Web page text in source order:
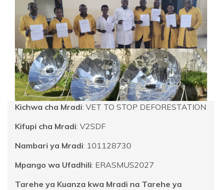
Kichwa cha Mradi: VET TO STOP DEFORESTATION
Kifupi cha Mradi: V2SDF
Nambari ya Mradi: 101128730
Mpango wa Ufadhili: ERASMUS2027
Tarehe ya Kuanza kwa Mradi na Tarehe ya